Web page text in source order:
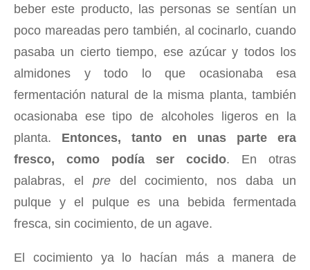
beber este producto, las personas se sentían un
poco mareadas pero también, al cocinarlo, cuando
pasaba un cierto tiempo, ese azúcar y todos los
almidones y todo lo que ocasionaba esa
fermentación natural de la misma planta, también
ocasionaba ese tipo de alcoholes ligeros en la
planta. Entonces, tanto en unas parte era
fresco, como podía ser cocido. En otras
palabras, el predel cocimiento, nos daba un
pulque y el pulque es una bebida fermentada
fresca, sin cocimiento, de un agave.
El cocimiento ya lo hacían más a manera de